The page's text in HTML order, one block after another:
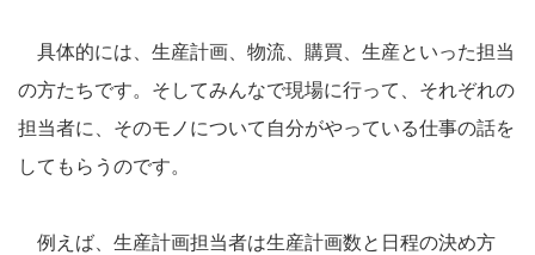
具体的には、生産計画、物流、購買、生産といった担当
の方たちです。そしてみんなで現場に行って、それぞれの
担当者に、そのモノについて自分がやっている仕事の話を
してもらうのです。
例えば、生産計画担当者は生産計画数と日程の決め方